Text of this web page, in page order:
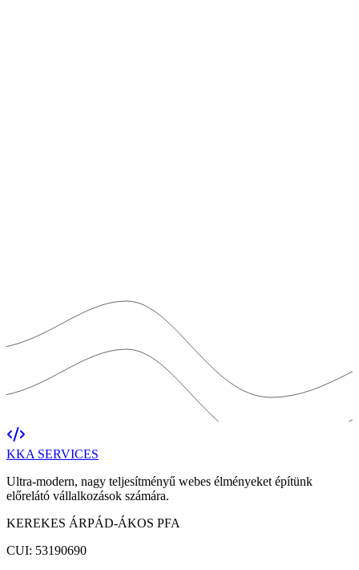
KKA SERVICES
Ultra-modern, nagy teljesítményű webes élményeket építünk
előrelátó vállalkozások számára.
KEREKES ÁRPÁD-ÁKOS PFA
CUI: 53190690